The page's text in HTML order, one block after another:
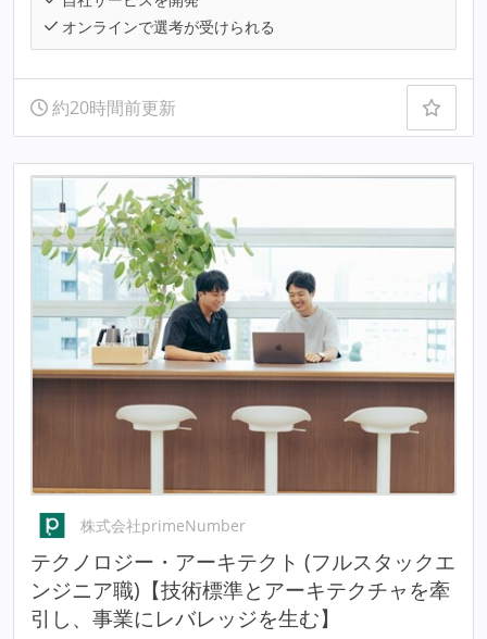
オンラインで選考が受けられる
約20時間前更新
株式会社primeNumber
テクノロジー・アーキテクト (フルスタックエ
ンジニア職)【技術標準とアーキテクチャを牽
引し、事業にレバレッジを生む】